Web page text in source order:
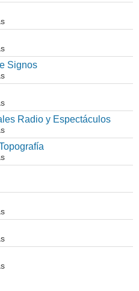
Signos
Radio y Espectáculos